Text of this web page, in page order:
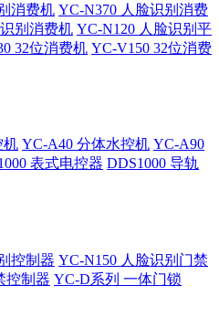
消费机 YC-N370 人脸识别消费
别消费机 YC-N120 人脸识别平
32位消费机 YC-V150 32位消费
机 YC-A40 分体水控机 YC-A90
表式电控器 DDS1000 导轨
控制器 YC-N150 人脸识别门禁
控制器 YC-D系列 一体门锁